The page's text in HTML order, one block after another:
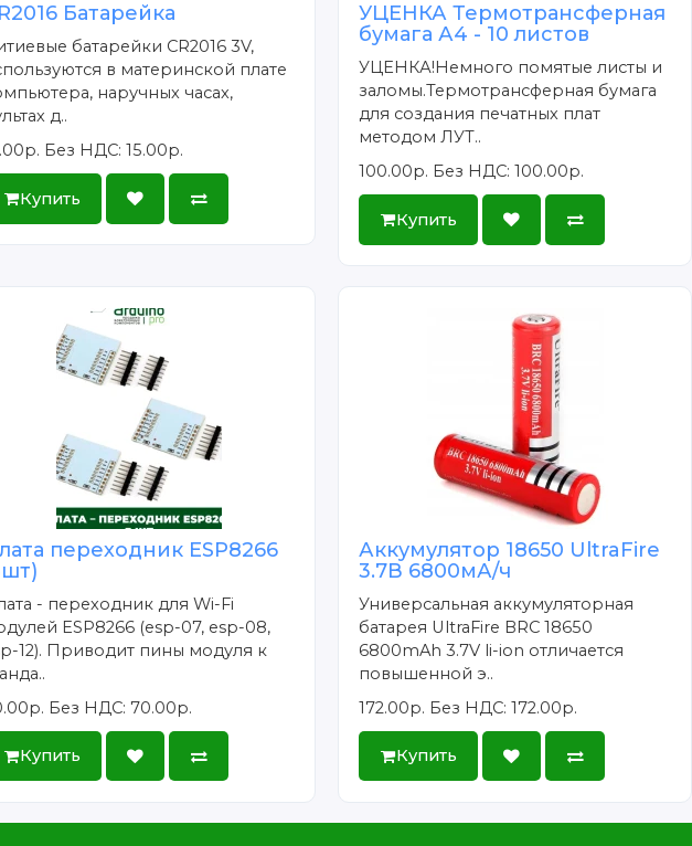
Батарейка
батарейки CR2016 3V,
в материнской плате
наручных часах,
д..
Без НДС: 15.00р.
Купить
УЦЕНКА Термотрансферная
бумага А4 - 10 листов
УЦЕНКА!Немного помятые листы и
заломы.Термотрансферная бумага
для создания печатных плат
методом ЛУТ..
100.00р. Без НДС: 100.00р.
Купить
переходник ESP8266
- переходник для Wi-Fi
ESP8266 (esp-07, esp-08,
12). Приводит пины модуля к
Без НДС: 70.00р.
Купить
Аккумулятор 18650 UltraFire
3.7В 6800мА/ч
Универсальная аккумуляторная
батарея UltraFire BRC 18650
6800mAh 3.7V li-ion отличается
повышенной э..
172.00р. Без НДС: 172.00р.
Купить